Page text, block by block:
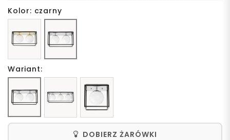
Kolor: czarny
Wariant:
DOBIERZ ŻARÓWKI